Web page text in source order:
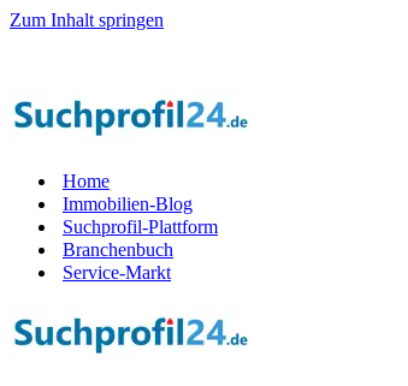
Zum Inhalt springen
Home
Immobilien-Blog
Suchprofil-Plattform
Branchenbuch
Service-Markt